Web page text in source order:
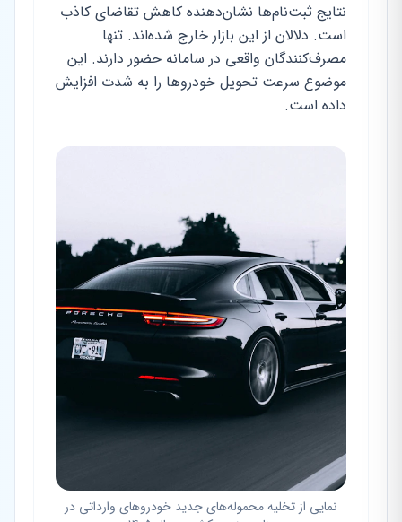
نتایج ثبت‌نام‌ها نشان‌دهنده کاهش تقاضای کاذب
است. دلالان از این بازار خارج شده‌اند. تنها
مصرف‌کنندگان واقعی در سامانه حضور دارند. این
موضوع سرعت تحویل خودروها را به شدت افزایش
داده است.
نمایی از تخلیه محموله‌های جدید خودروهای وارداتی در